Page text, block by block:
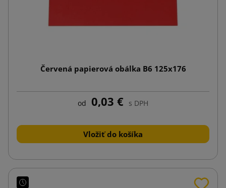
Červená papierová obálka B6 125x176
od 0,03 € s DPH
Vložiť do košíka